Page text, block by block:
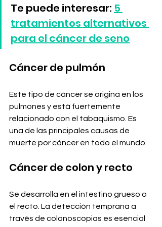
Te puede interesar: 5
tratamientos alternativos
para el cáncer de seno
Cáncer de pulmón
Este tipo de cáncer se origina en los
pulmones y está fuertemente
relacionado con el tabaquismo. Es
una de las principales causas de
muerte por cáncer en todo el mundo.
Cáncer de colon y recto
Se desarrolla en el intestino grueso o
el recto. La detección temprana a
través de colonoscopias es esencial